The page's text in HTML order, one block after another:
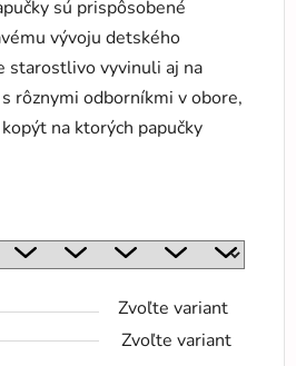
sú prispôsobené
vývoju detského
starostlivo vyvinuli aj na
rôznymi odborníkmi v obore,
na ktorých papučky
Zvoľte variant
Zvoľte variant